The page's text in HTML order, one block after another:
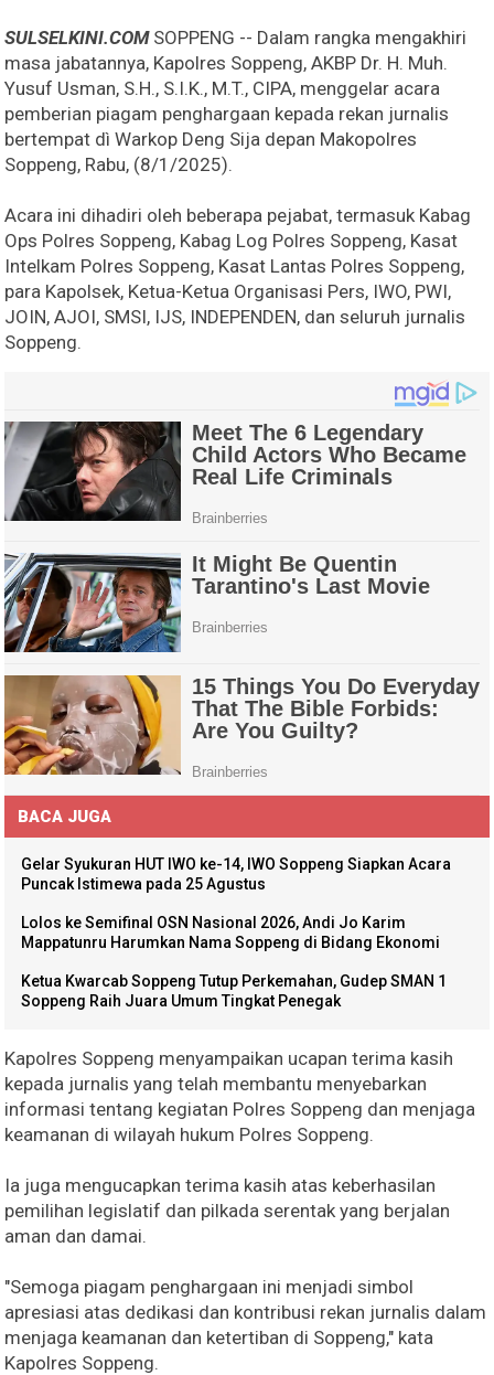
SULSELKINI.COMSOPPENG -- Dalam rangka mengakhiri
masa jabatannya, Kapolres Soppeng, AKBP Dr. H. Muh.
Yusuf Usman, S.H., S.I.K., M.T., CIPA, menggelar acara
pemberian piagam penghargaan kepada rekan jurnalis
bertempat dì Warkop Deng Sija depan Makopolres
Soppeng, Rabu, (8/1/2025).
Acara ini dihadiri oleh beberapa pejabat, termasuk Kabag
Ops Polres Soppeng, Kabag Log Polres Soppeng, Kasat
Intelkam Polres Soppeng, Kasat Lantas Polres Soppeng,
para Kapolsek, Ketua-Ketua Organisasi Pers, IWO, PWI,
JOIN, AJOI, SMSI, IJS, INDEPENDEN, dan seluruh jurnalis
Soppeng.
BACA JUGA
Gelar Syukuran HUT IWO ke-14, IWO Soppeng Siapkan Acara
Puncak Istimewa pada 25 Agustus
Lolos ke Semifinal OSN Nasional 2026, Andi Jo Karim
Mappatunru Harumkan Nama Soppeng di Bidang Ekonomi
Ketua Kwarcab Soppeng Tutup Perkemahan, Gudep SMAN 1
Soppeng Raih Juara Umum Tingkat Penegak
Kapolres Soppeng menyampaikan ucapan terima kasih
kepada jurnalis yang telah membantu menyebarkan
informasi tentang kegiatan Polres Soppeng dan menjaga
keamanan di wilayah hukum Polres Soppeng.
Ia juga mengucapkan terima kasih atas keberhasilan
pemilihan legislatif dan pilkada serentak yang berjalan
aman dan damai.
"Semoga piagam penghargaan ini menjadi simbol
apresiasi atas dedikasi dan kontribusi rekan jurnalis dalam
menjaga keamanan dan ketertiban di Soppeng," kata
Kapolres Soppeng.